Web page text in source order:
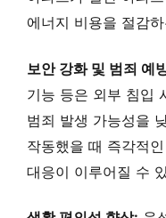
에너지 비용을 절감
보안 강화 및 범죄 예
기능 등은 외부 침입
범죄 발생 가능성을
작동했을 때 즉각적
대응이 이루어질 수